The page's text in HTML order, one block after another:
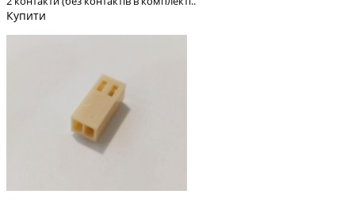
Купити